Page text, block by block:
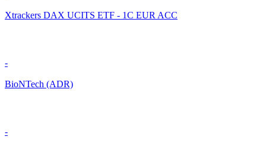
Xtrackers DAX UCITS ETF - 1C EUR ACC
-
BioNTech (ADR)
-